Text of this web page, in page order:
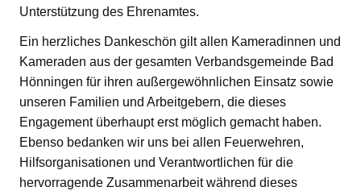
Unterstützung des Ehrenamtes.
Ein herzliches Dankeschön gilt allen Kameradinnen und
Kameraden aus der gesamten Verbandsgemeinde Bad
Hönningen für ihren außergewöhnlichen Einsatz sowie
unseren Familien und Arbeitgebern, die dieses
Engagement überhaupt erst möglich gemacht haben.
Ebenso bedanken wir uns bei allen Feuerwehren,
Hilfsorganisationen und Verantwortlichen für die
hervorragende Zusammenarbeit während dieses